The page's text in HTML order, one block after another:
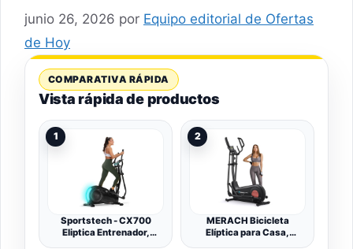
junio 26, 2026 por Equipo editorial de Ofertas
de Hoy
COMPARATIVA RÁPIDA
Vista rápida de productos
1
Sportstech - CX700
Eliptica Entrenador,
2
MERACH Bicicleta
Elíptica para Casa,